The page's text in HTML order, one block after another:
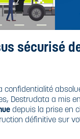
sécurisé
confidentialité
Destrudata a mis
depuis la prise en
définitive sur